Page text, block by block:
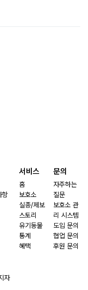
항
서비스
홈
보호소
실종/제보
스토리
유기동물
통계
혜택
문의
자주하는
질문
보호소 관
리 시스템
도입 문의
협업 문의
후원 문의
자